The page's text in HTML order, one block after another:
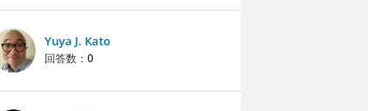
Yuya J. Kato
回答数： 0